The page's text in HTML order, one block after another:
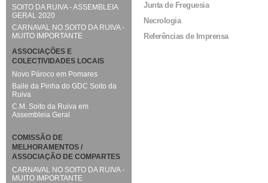
Junta de Freguesia
Necrologia
Referências de Imprensa
SOITO DA RUIVA - ASSEMBLEIA
GERAL 2020
CARNAVAL NO SOITO DA RUIVA -
MUITO IMPORTANTE
ASSOCIAÇÕES E
COLECTIVIDADES LOCAIS
Novo Pároco em Pomares
Baile da Pinha do GDC Soito da
Ruiva
C.M. Soito da Ruiva em
Assembleia Geral
COMISSÃO DE
MELHORAMENTOS /
ASSOCIAÇÃO DE COMPARTES
CARNAVAL NO SOITO DA RUIVA -
MUITO IMPORTANTE